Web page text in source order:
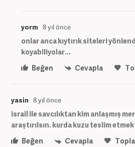
yorm 8 yıl önce
onlar anca kıytırık siteleri
koyabiliyolar...
Beğen
Cevapla
yasin 8 yıl önce
israil ile savcılıktan kim anlaşmış
araştırılsın. kurda kuzu teslim
Beğen
Cevapla